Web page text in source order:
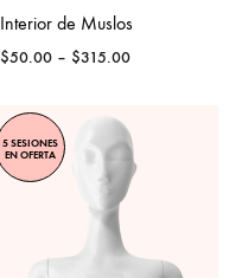
Interior de Muslos
$50.00 – $315.00Price
through
$315.00
5 SESIONES
EN OFERTA